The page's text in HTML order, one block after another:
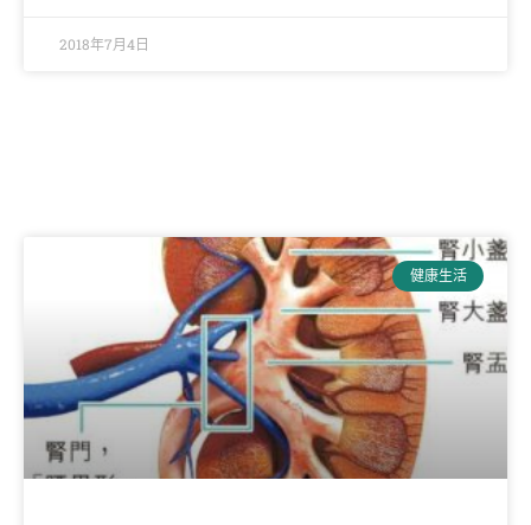
2018年7月4日
健康生活